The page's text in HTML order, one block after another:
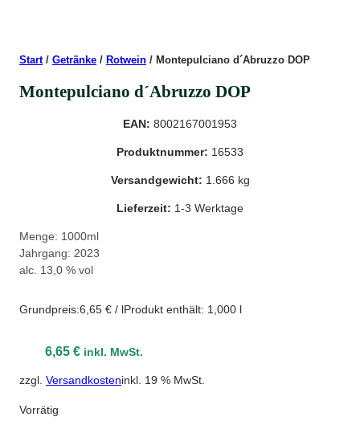
Start/ Getränke / Rotwein / Montepulciano d´Abruzzo DOP
Montepulciano d´Abruzzo DOP
EAN: 8002167001953
Produktnummer: 16533
Versandgewicht: 1.666 kg
Lieferzeit: 1-3 Werktage
Menge: 1000ml
Jahrgang: 2023
alc. 13,0 % vol
Grundpreis:6,65 € / lProdukt enthält: 1,000 l
6,65 € inkl. MwSt.
zzgl. Versandkosteninkl. 19 % MwSt.
Vorrätig